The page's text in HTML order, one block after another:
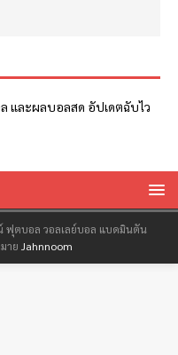
และผลบอลสด อัปเดตฉับไว
ฟุตบอล วอลเลย์บอล แบดมินตัน
าย Jahnnoom